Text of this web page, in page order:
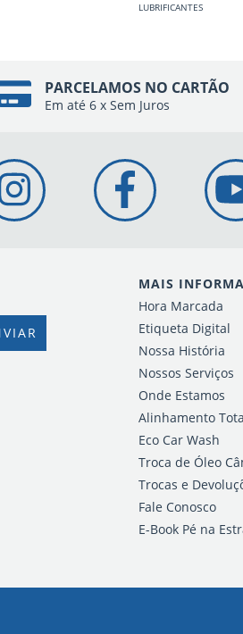
LUBRIFICANTES
PARCELAMOS NO CARTÃO
Em até 6 x Sem Juros
MAIS
Hora Marcada
Etiqueta Digital
Nossa História
Nossos Serviços
Onde Estamos
Alinhamento
Eco Car Wash
Troca de Óleo
Trocas e
Fale Conosco
E-Book Pé na